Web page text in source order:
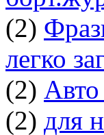
(2)
легко
(2)
(2) для